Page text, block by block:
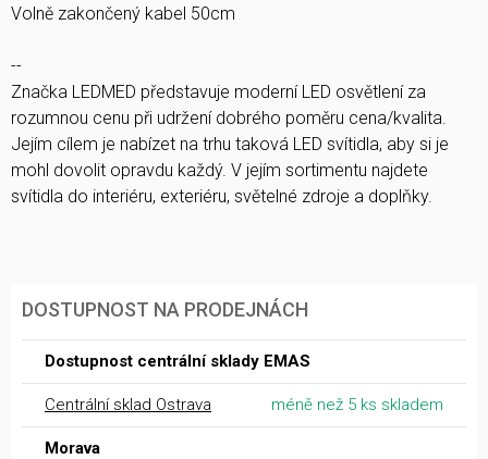
Volně zakončený kabel 50cm
--
Značka LEDMED představuje moderní LED osvětlení za
rozumnou cenu při udržení dobrého poměru cena/kvalita.
Jejím cílem je nabízet na trhu taková LED svítidla, aby si je
mohl dovolit opravdu každý. V jejím sortimentu najdete
svítidla do interiéru, exteriéru, světelné zdroje a doplňky.
DOSTUPNOST NA PRODEJNÁCH
Dostupnost centrální sklady EMAS
Centrální sklad Ostrava méně než 5 ks skladem
Morava